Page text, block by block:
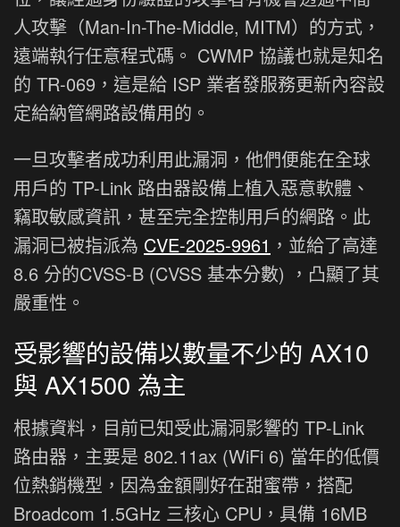
人攻擊（Man-In-The-Middle, MITM）的方式，
遠端執行任意程式碼。 CWMP 協議也就是知名
的 TR-069，這是給 ISP 業者發服務更新內容設
定給納管網路設備用的。
一旦攻擊者成功利用此漏洞，他們便能在全球
用戶的 TP-Link 路由器設備上植入惡意軟體、
竊取敏感資訊，甚至完全控制用戶的網路。此
漏洞已被指派為 CVE-2025-9961 ，並給了高達
8.6 分的CVSS-B (CVSS 基本分數) ，凸顯了其
嚴重性。
受影響的設備以數量不少的 AX10
與 AX1500 為主
根據資料，目前已知受此漏洞影響的 TP-Link
路由器，主要是 802.11ax (WiFi 6) 當年的低價
位熱銷機型，因為金額剛好在甜蜜帶，搭配
Broadcom 1.5GHz 三核心 CPU，具備 16MB